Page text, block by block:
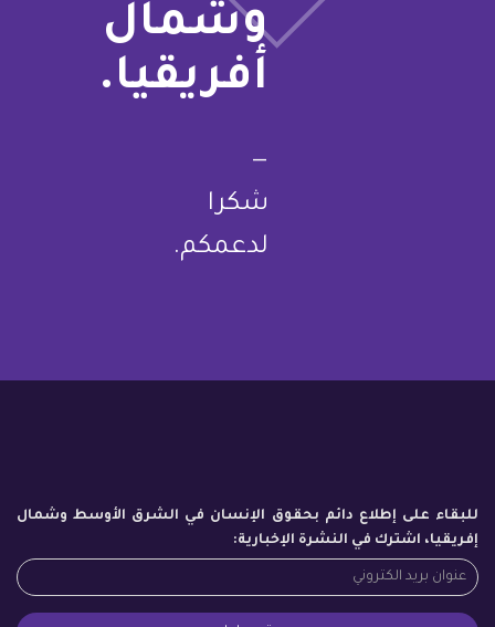
وشمال
أفريقيا.
—
شكرا
لدعمكم.
للبقاء على إطلاع دائم بحقوق الإنسان في الشرق الأوسط وشمال
إفريقيا، اشترك في النشرة الإخبارية: